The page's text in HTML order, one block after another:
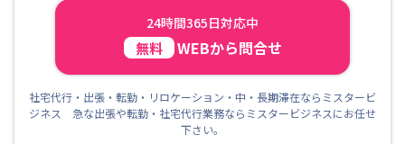
24時間365日対応中
無料 WEBから問合せ
社宅代行・出張・転勤・リロケーション・中・長期滞在ならミスタービ
ジネス 急な出張や転勤・社宅代行業務ならミスタービジネスにお任せ
下さい。